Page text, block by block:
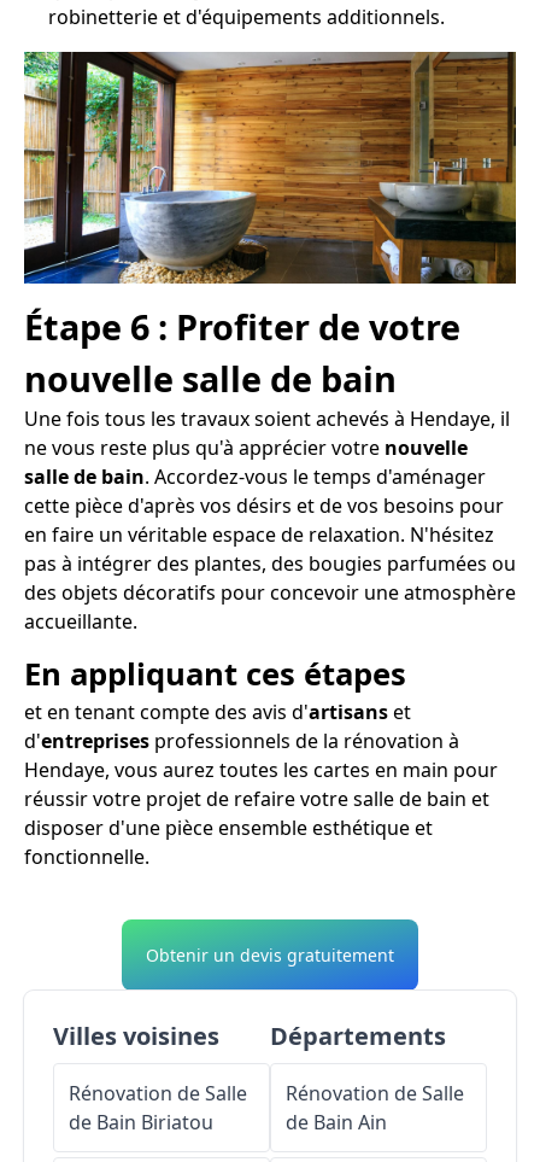
robinetterie et d'équipements additionnels.
Étape 6 : Profiter de votre
nouvelle salle de bain
Une fois tous les travaux soient achevés à Hendaye, il
ne vous reste plus qu'à apprécier votre nouvelle
salle de bain. Accordez-vous le temps d'aménager
cette pièce d'après vos désirs et de vos besoins pour
en faire un véritable espace de relaxation. N'hésitez
pas à intégrer des plantes, des bougies parfumées ou
des objets décoratifs pour concevoir une atmosphère
accueillante.
En appliquant ces étapes
et en tenant compte des avis d'artisanset
d'entreprises professionnels de la rénovation à
Hendaye, vous aurez toutes les cartes en main pour
réussir votre projet de refaire votre salle de bain et
disposer d'une pièce ensemble esthétique et
fonctionnelle.
Obtenir un devis gratuitement
Villes voisines
Rénovation de Salle
de Bain Biriatou
Départements
Rénovation de Salle
de Bain Ain